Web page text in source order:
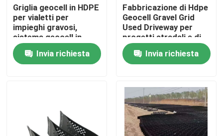
Fatory Tour
Controllo di qualità
Geotessuto Geogrid
Griglia geocell in HDPE
per vialetti per
impieghi gravosi,
sistema geocell in
plastica per la
stabilizzazione del
terreno e il rinforzo
Invia richiesta
Fabbricazione di Hdpe
Geocell Gravel Grid
Used Driveway per
progetti stradali e di
accesso
Invia richiesta